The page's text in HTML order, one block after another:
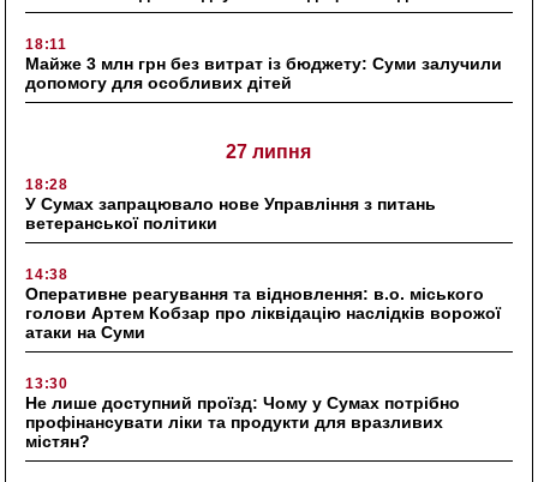
18:11
Майже 3 млн грн без витрат із бюджету: Суми залучили
допомогу для особливих дітей
27 липня
18:28
У Сумах запрацювало нове Управління з питань
ветеранської політики
14:38
Оперативне реагування та відновлення: в.о. міського
голови Артем Кобзар про ліквідацію наслідків ворожої
атаки на Суми
13:30
Не лише доступний проїзд: Чому у Сумах потрібно
профінансувати ліки та продукти для вразливих
містян?